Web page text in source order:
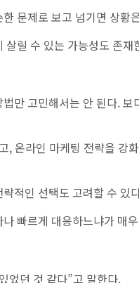
문제로 보고 넘기면 상황
살릴 수 있는 가능성도 존재
만 고민해서는 안 된다.
, 온라인 마케팅 전략을 강
적인 선택도 고려할 수 있
빠르게 대응하느냐가 매
었던 것 같다”고 말한다.